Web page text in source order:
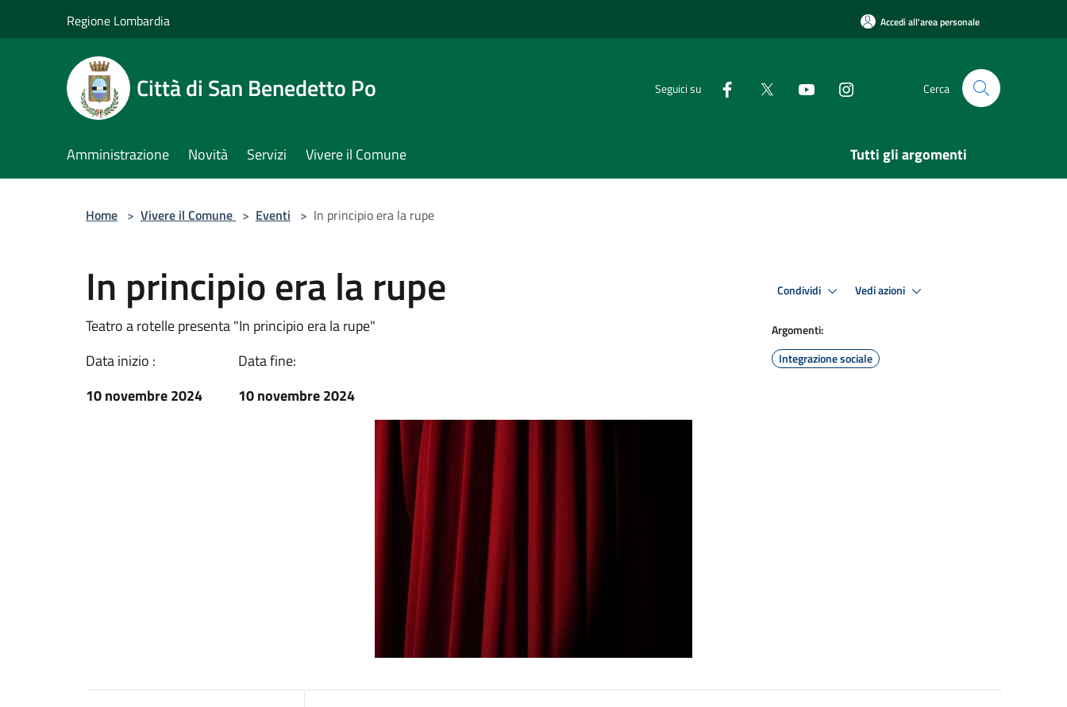
Regione Lombardia Accedi all'area personale
Città di San Benedetto Po Seguici su Cerca
Amministrazione Novità Servizi Vivere il Comune Tutti gli argomenti
Home > Vivere il Comune > Eventi > In principio era la rupe
In principio era la rupe
Teatro a rotelle presenta "In principio era la rupe"
Data inizio :
10 novembre 2024
Data fine:
10 novembre 2024
Condividi Vedi azioni
Argomenti:
Integrazione sociale